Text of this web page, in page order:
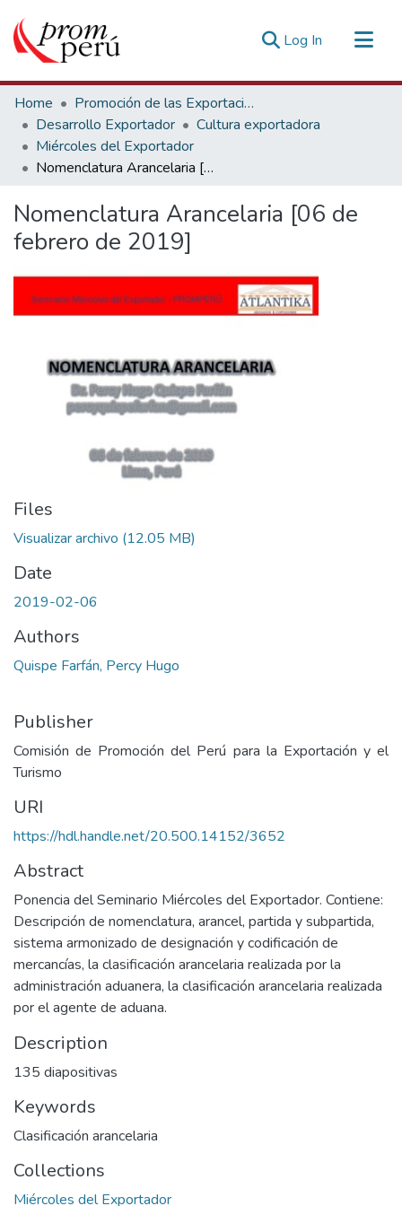
Log In (current)
Communities & Collections
All of DSpace
Statistics
Estadísticas Externas
Home
Promoción de las Exportaciones
Desarrollo Exportador
Cultura exportadora
Miércoles del Exportador
Nomenclatura Arancelaria [06 de febrero de 2019]
Nomenclatura Arancelaria [06 de
febrero de 2019]
Files
Visualizar archivo (12.05 MB)
Date
2019-02-06
Authors
Quispe Farfán, Percy Hugo
Publisher
Comisión de Promoción del Perú para la Exportación y el
Turismo
URI
https://hdl.handle.net/20.500.14152/3652
Abstract
Ponencia del Seminario Miércoles del Exportador. Contiene:
Descripción de nomenclatura, arancel, partida y subpartida,
sistema armonizado de designación y codificación de
mercancías, la clasificación arancelaria realizada por la
administración aduanera, la clasificación arancelaria realizada
por el agente de aduana.
Description
135 diapositivas
Keywords
Clasificación arancelaria
Collections
Miércoles del Exportador